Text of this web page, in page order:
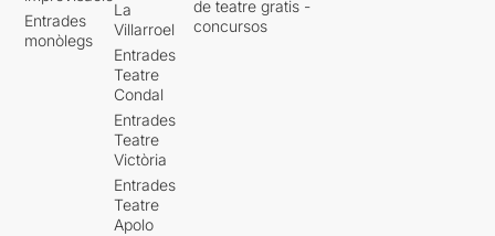
Entrades
monòlegs
La
Villarroel
Entrades
Teatre
Condal
Entrades
Teatre
Victòria
Entrades
Teatre
Apolo
de teatre gratis -
concursos